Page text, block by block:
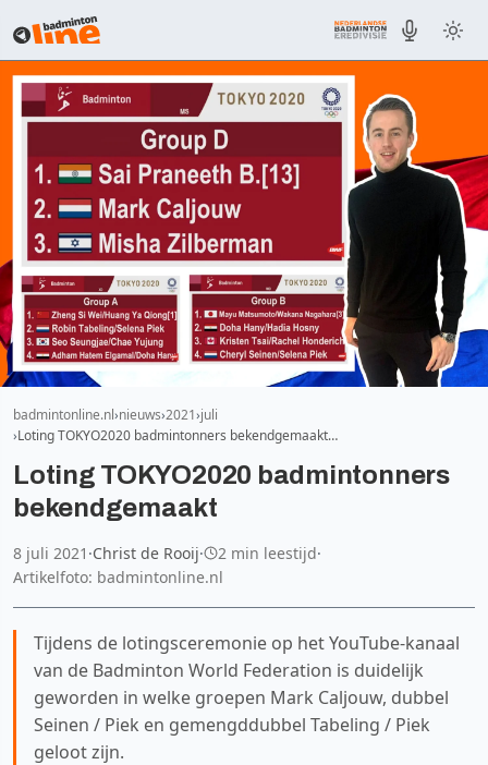
badmintonline.nl nieuws 2021 juli
Loting TOKYO2020 badmintonners bekendgemaakt…
Loting TOKYO2020 badmintonners
bekendgemaakt
8 juli 2021 ·Christ de Rooij· 2 min leestijd·
Artikelfoto: badmintonline.nl
Tijdens de lotingsceremonie op het YouTube-kanaal
van de Badminton World Federation is duidelijk
geworden in welke groepen Mark Caljouw, dubbel
Seinen / Piek en gemengddubbel Tabeling / Piek
geloot zijn.